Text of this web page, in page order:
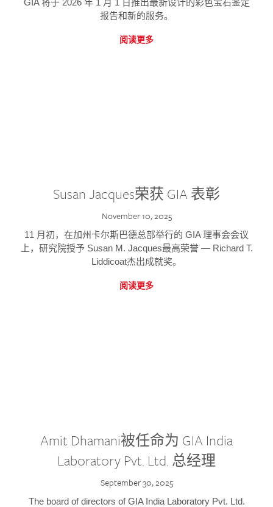
GIA 将于 2026 年 1 月 1 日推出最新设计的彩色宝石鉴定
报告和新的服务。
阅读更多
Susan Jacques荣获 GIA 表彰
November 10, 2025
11 月初，在加州卡尔斯巴德总部举行的 GIA 理事会会议
上，研究院授予 Susan M. Jacques最高荣誉 — Richard T.
Liddicoat杰出成就奖。
阅读更多
Amit Dhamani被任命为 GIA India
Laboratory Pvt. Ltd. 总经理
September 30, 2025
The board of directors of GIA India Laboratory Pvt. Ltd.